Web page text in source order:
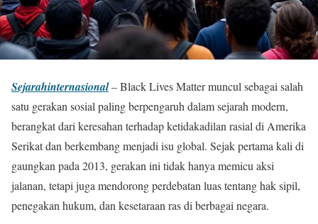
Sejarahinternasional– Black Lives Matter muncul sebagai salah
satu gerakan sosial paling berpengaruh dalam sejarah modern,
berangkat dari keresahan terhadap ketidakadilan rasial di Amerika
Serikat dan berkembang menjadi isu global. Sejak pertama kali di
gaungkan pada 2013, gerakan ini tidak hanya memicu aksi
jalanan, tetapi juga mendorong perdebatan luas tentang hak sipil,
penegakan hukum, dan kesetaraan ras di berbagai negara.